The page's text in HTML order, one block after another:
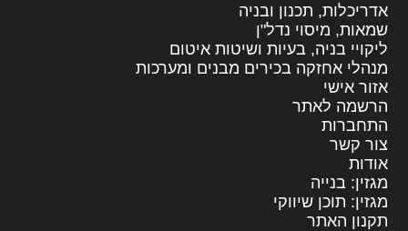
אדריכלות, תכנון ובניה
שמאות, מיסוי נדל"ן
ליקויי בניה, בעיות ושיטות איטום
מנהלי אחזקה בכירים מבנים ומערכות
אזור אישי
הרשמה לאתר
התחברות
צור קשר
אודות
מגזין: בנייה
מגזין: תוכן שיווקי
תקנון האתר